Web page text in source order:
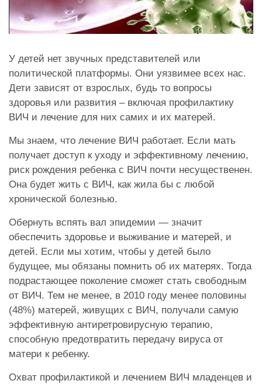
У детей нет звучных представителей или
политической платформы. Они уязвимее всех нас.
Дети зависят от взрослых, будь то вопросы
здоровья или развития – включая профилактику
ВИЧ и лечение для них самих и их матерей.
Мы знаем, что лечение ВИЧ работает. Если мать
получает доступ к уходу и эффективному лечению,
риск рождения ребенка с ВИЧ почти несущественен.
Она будет жить с ВИЧ, как жила бы с любой
хронической болезнью.
Обернуть вспять вал эпидемии — значит
обеспечить здоровье и выживание и матерей, и
детей. Если мы хотим, чтобы у детей было
будущее, мы обязаны помнить об их матерях. Тогда
подрастающее поколение сможет стать свободным
от ВИЧ. Тем не менее, в 2010 году менее половины
(48%) матерей, живущих с ВИЧ, получали самую
эффективную антиретровирусную терапию,
способную предотвратить передачу вируса от
матери к ребенку.
Охват профилактикой и лечением ВИЧ младенцев и